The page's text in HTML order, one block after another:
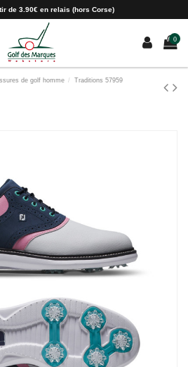
de 3.90€ en relais (hors Corse)
0
de golf homme
Traditions 57959